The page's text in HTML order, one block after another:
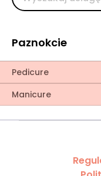
Paznokcie
Pedicure
Manicure